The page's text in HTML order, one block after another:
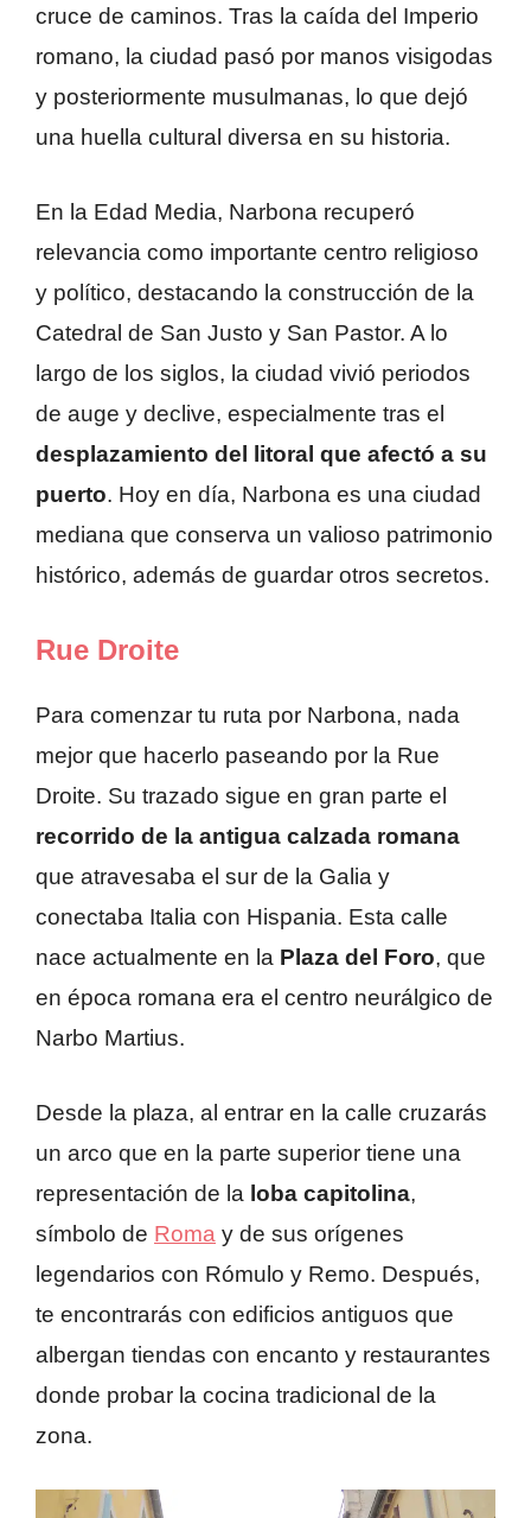
cruce de caminos. Tras la caída del Imperio
romano, la ciudad pasó por manos visigodas
y posteriormente musulmanas, lo que dejó
una huella cultural diversa en su historia.
En la Edad Media, Narbona recuperó
relevancia como importante centro religioso
y político, destacando la construcción de la
Catedral de San Justo y San Pastor. A lo
largo de los siglos, la ciudad vivió periodos
de auge y declive, especialmente tras el
desplazamiento del litoral que afectó a su
puerto. Hoy en día, Narbona es una ciudad
mediana que conserva un valioso patrimonio
histórico, además de guardar otros secretos.
Rue Droite
Para comenzar tu ruta por Narbona, nada
mejor que hacerlo paseando por la Rue
Droite. Su trazado sigue en gran parte el
recorrido de la antigua calzada romana
que atravesaba el sur de la Galia y
conectaba Italia con Hispania. Esta calle
nace actualmente en la Plaza del Foro, que
en época romana era el centro neurálgico de
Narbo Martius.
Desde la plaza, al entrar en la calle cruzarás
un arco que en la parte superior tiene una
representación de la loba capitolina,
símbolo de Roma y de sus orígenes
legendarios con Rómulo y Remo. Después,
te encontrarás con edificios antiguos que
albergan tiendas con encanto y restaurantes
donde probar la cocina tradicional de la
zona.